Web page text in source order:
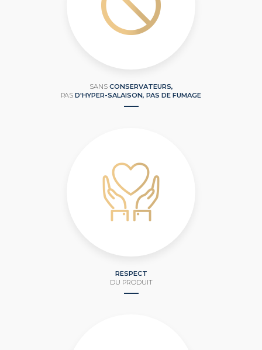
SANS CONSERVATEURS,
PAS D'HYPER-SALAISON, PAS DE FUMAGE
RESPECT
DU PRODUIT